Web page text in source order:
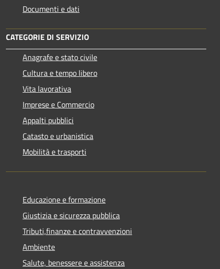
Documenti e dati
CATEGORIE DI SERVIZIO
Anagrafe e stato civile
Cultura e tempo libero
Vita lavorativa
Imprese e Commercio
Appalti pubblici
Catasto e urbanistica
Mobilità e trasporti
Educazione e formazione
Giustizia e sicurezza pubblica
Tributi,finanze e contravvenzioni
Ambiente
Salute, benessere e assistenza